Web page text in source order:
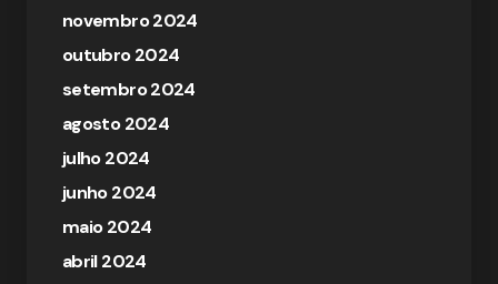
novembro 2024
outubro 2024
setembro 2024
agosto 2024
julho 2024
junho 2024
maio 2024
abril 2024